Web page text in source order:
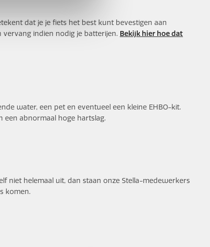
dat je je fiets het best kunt bevestigen aan
indien nodig je batterijen. Bekijk hier hoe dat
water, een pet en eventueel een kleine EHBO-kit.
een abnormaal hoge hartslag.
niet helemaal uit, dan staan onze Stella-medewerkers
komen.